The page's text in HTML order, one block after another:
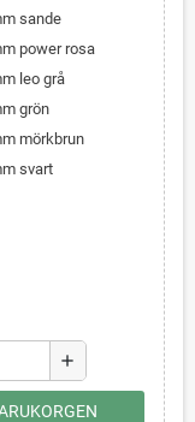
sande
power rosa
leo grå
grön
mörkbrun
svart
add